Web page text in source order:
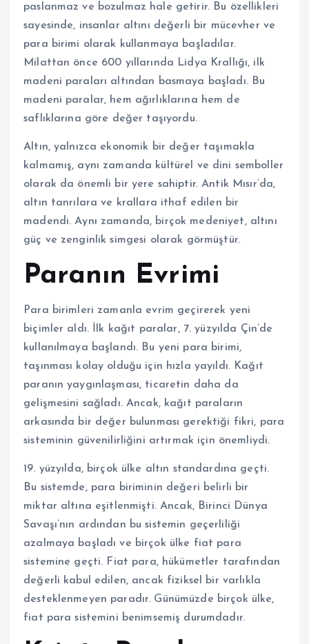
paslanmaz ve bozulmaz hale getirir. Bu özellikleri
sayesinde, insanlar altını değerli bir mücevher ve
para birimi olarak kullanmaya başladılar.
Milattan önce 600 yıllarında Lidya Krallığı, ilk
madeni paraları altından basmaya başladı. Bu
madeni paralar, hem ağırlıklarına hem de
saflıklarına göre değer taşıyordu.
Altın, yalnızca ekonomik bir değer taşımakla
kalmamış, aynı zamanda kültürel ve dini semboller
olarak da önemli bir yere sahiptir. Antik Mısır’da,
altın tanrılara ve krallara ithaf edilen bir
madendi. Aynı zamanda, birçok medeniyet, altını
güç ve zenginlik simgesi olarak görmüştür.
Paranın Evrimi
Para birimleri zamanla evrim geçirerek yeni
biçimler aldı. İlk kağıt paralar, 7. yüzyılda Çin’de
kullanılmaya başlandı. Bu yeni para birimi,
taşınması kolay olduğu için hızla yayıldı. Kağıt
paranın yaygınlaşması, ticaretin daha da
gelişmesini sağladı. Ancak, kağıt paraların
arkasında bir değer bulunması gerektiği fikri, para
sisteminin güvenilirliğini artırmak için önemliydi.
19. yüzyılda, birçok ülke altın standardına geçti.
Bu sistemde, para biriminin değeri belirli bir
miktar altına eşitlenmişti. Ancak, Birinci Dünya
Savaşı’nın ardından bu sistemin geçerliliği
azalmaya başladı ve birçok ülke fiat para
sistemine geçti. Fiat para, hükümetler tarafından
değerli kabul edilen, ancak fiziksel bir varlıkla
desteklenmeyen paradır. Günümüzde birçok ülke,
fiat para sistemini benimsemiş durumdadır.